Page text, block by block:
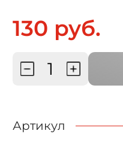
130 руб.
Артикул